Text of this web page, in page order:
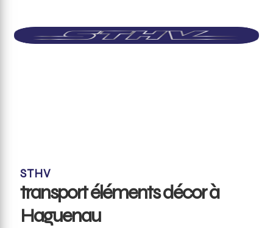
STHV
transport éléments décor à
Haguenau